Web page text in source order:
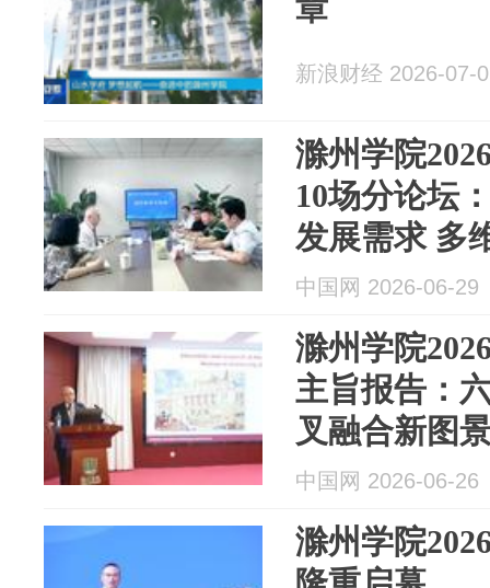
章
新浪财经 2026-07-
滁州学院
10场分论坛
发展需求 多
场景
中国网 2026-06-29
滁州学院
主旨报告：
叉融合新图
中国网 2026-06-26
滁州学院